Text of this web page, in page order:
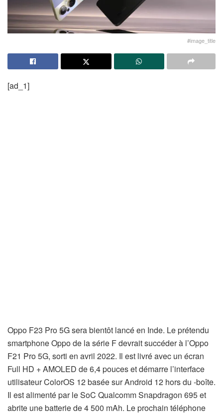
#image_title
[ad_1]
Oppo F23 Pro 5G sera bientôt lancé en Inde. Le prétendu
smartphone Oppo de la série F devrait succéder à l’Oppo
F21 Pro 5G, sorti en avril 2022. Il est livré avec un écran
Full HD + AMOLED de 6,4 pouces et démarre l’interface
utilisateur ColorOS 12 basée sur Android 12 hors du -boîte.
Il est alimenté par le SoC Qualcomm Snapdragon 695 et
abrite une batterie de 4 500 mAh. Le prochain téléphone